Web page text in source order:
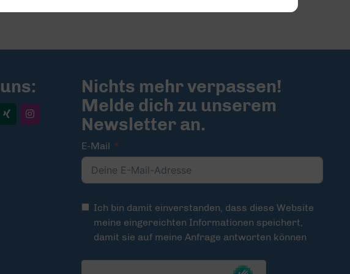
Nichts mehr verpassen!
Melde dich zu unserem
Newsletter an.
E-Mail
Ich bin damit einverstanden, dass diese Website
meine eingereichten Informationen speichert,
damit sie auf meine Anfrage antworten können